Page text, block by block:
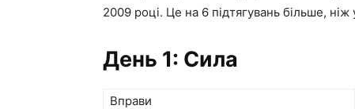
2009 році. Це на 6 підтягувань більше,
День 1: Сила
Вправи